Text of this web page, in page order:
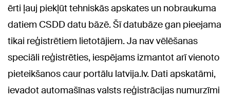
ērti ļauj piekļūt tehniskās apskates un nobraukuma
datiem CSDD datu bāzē. Šī datubāze gan pieejama
tikai reģistrētiem lietotājiem. Ja nav vēlēšanas
speciāli reģistrēties, iespējams izmantot arī vienoto
pieteikšanos caur portālu latvija.lv. Dati apskatāmi,
ievadot automašīnas valsts reģistrācijas numurzīmi